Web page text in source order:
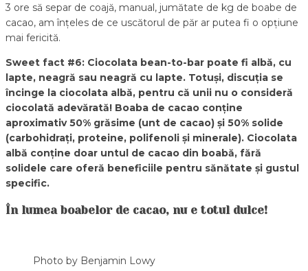
3 ore să separ de coajă, manual, jumătate de kg de boabe de
cacao, am înțeles de ce uscătorul de păr ar putea fi o opțiune
mai fericită.
Sweet fact #6: Ciocolata bean-to-bar poate fi albă, cu
lapte, neagră sau neagră cu lapte. Totuși, discuția se
încinge la ciocolata albă, pentru că unii nu o consideră
ciocolată adevărată! Boaba de cacao conține
aproximativ 50% grăsime (unt de cacao) și 50% solide
(carbohidrați, proteine, polifenoli și minerale). Ciocolata
albă conține doar untul de cacao din boabă, fără
solidele care oferă beneficiile pentru sănătate și gustul
specific.
În lumea boabelor de cacao, nu e totul dulce!
Photo by Benjamin Lowy